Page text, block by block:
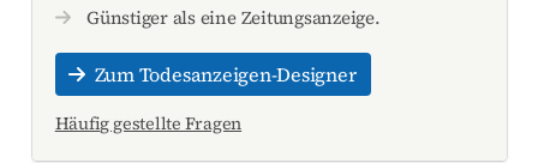
Günstiger als eine Zeitungsanzeige.
Zum Todesanzeigen-Designer
Häufig gestellte Fragen